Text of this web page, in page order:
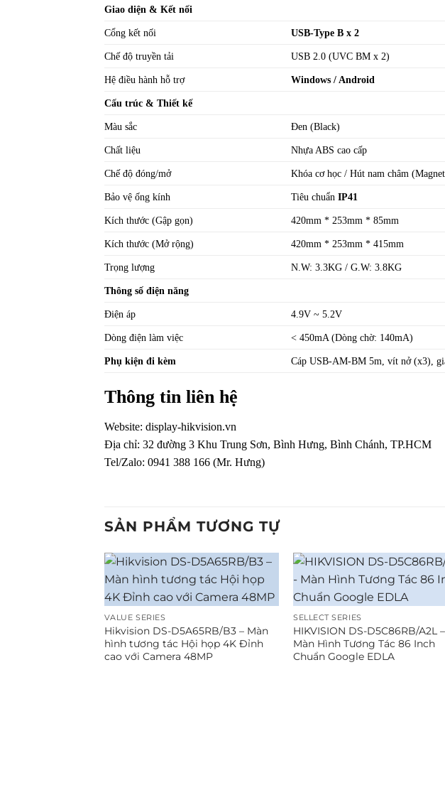
Giao diện & Kết nối
Cổng kết nối USB-Type B x 2
Chế độ truyền tải USB 2.0 (UVC BM x 2)
Hệ điều hành hỗ trợ Windows / Android
Cấu trúc & Thiết kế
Màu sắc Đen (Black)
Chất liệu Nhựa ABS cao cấp
Chế độ đóng/mở Khóa cơ học / Hút nam châm
Bảo vệ ống kính Tiêu chuẩnIP41
Kích thước (Gập gọn) 420mm * 253mm * 85mm
Kích thước (Mở rộng) 420mm * 253mm * 415mm
Trọng lượng N.W: 3.3KG / G.W: 3.8KG
Thông số điện năng
Điện áp 4.9V ~ 5.2V
Dòng điện làm việc < 450mA (Dòng chờ: 140mA)
Phụ kiện đi kèm Cáp USB-AM-BM 5m, vít nở (x3),
Thông tin liên hệ
Website: display-hikvision.vn
Địa chỉ: 32 đường 3 Khu Trung Sơn, Bình Hưng, Bình Chánh, TP.HCM
Tel/Zalo: 0941 388 166 (Mr. Hưng)
SẢN PHẨM TƯƠNG TỰ
VALUE SERIES
Hikvision DS-D5A65RB/B3 – Màn
hình tương tác Hội họp 4K Đỉnh
cao với Camera 48MP
SELLECT SERIES
HIKVISION DS-D5C86RB/A2L –
Màn Hình Tương Tác 86 Inch
Chuẩn Google EDLA